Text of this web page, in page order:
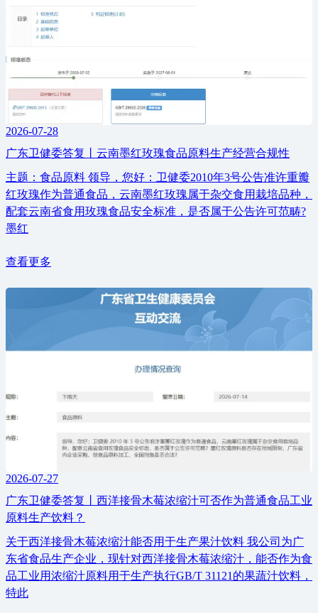
2026-07-28
广东卫健委答复丨云南墨红玫瑰食品原料生产经营合规性
主题：食品原料 领导，您好：卫健委2010年3号公告准许重瓣
红玫瑰作为普通食品，云南墨红玫瑰属于杂交食用栽培品种，
配套云南省食用玫瑰食品安全标准，是否属于公告许可范畴?
墨红
查看更多
2026-07-27
广东卫健委答复丨西洋接骨木莓浓缩汁可否作为普通食品工业
原料生产饮料？
关于西洋接骨木莓浓缩汁能否用于生产果汁饮料 我公司为广
东省食品生产企业，现针对西洋接骨木莓浓缩汁，能否作为食
品工业用浓缩汁原料用于生产执行GB/T 31121的果蔬汁饮料，
特此